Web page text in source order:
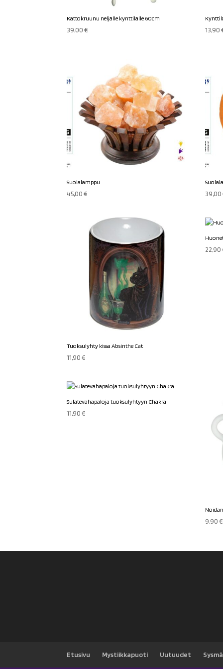
Kattokruunu neljälle kynttilälle 60cm
39,00€ 13,90
Suolalamppu
45,00€ 39,00
Tuoksulyhty kissa Absinthe Cat
11,90€
22,90
Sulatevahapaloja tuoksulyhtyyn Chakra
11,90€
9,90€
Etusivu Mystiikkapuoti Uutuudet